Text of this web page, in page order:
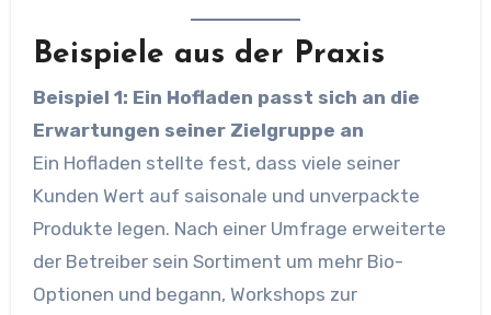
Beispiele aus der Praxis
Beispiel 1: Ein Hofladen passt sich an die
Erwartungen seiner Zielgruppe an
Ein Hofladen stellte fest, dass viele seiner
Kunden Wert auf saisonale und unverpackte
Produkte legen. Nach einer Umfrage erweiterte
der Betreiber sein Sortiment um mehr Bio-
Optionen und begann, Workshops zur